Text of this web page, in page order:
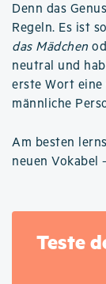
Denn das
Regeln. Es ist
das Mädchen
neutral und
erste Wort
männliche
Am besten
neuen Vokabel
Teste